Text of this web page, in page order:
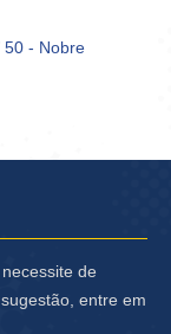
50 - Nobre
de
entre em